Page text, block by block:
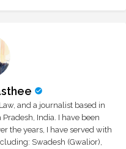
and a journalist based in
India. I have been
the years, I have served with
Swadesh (Gwalior),